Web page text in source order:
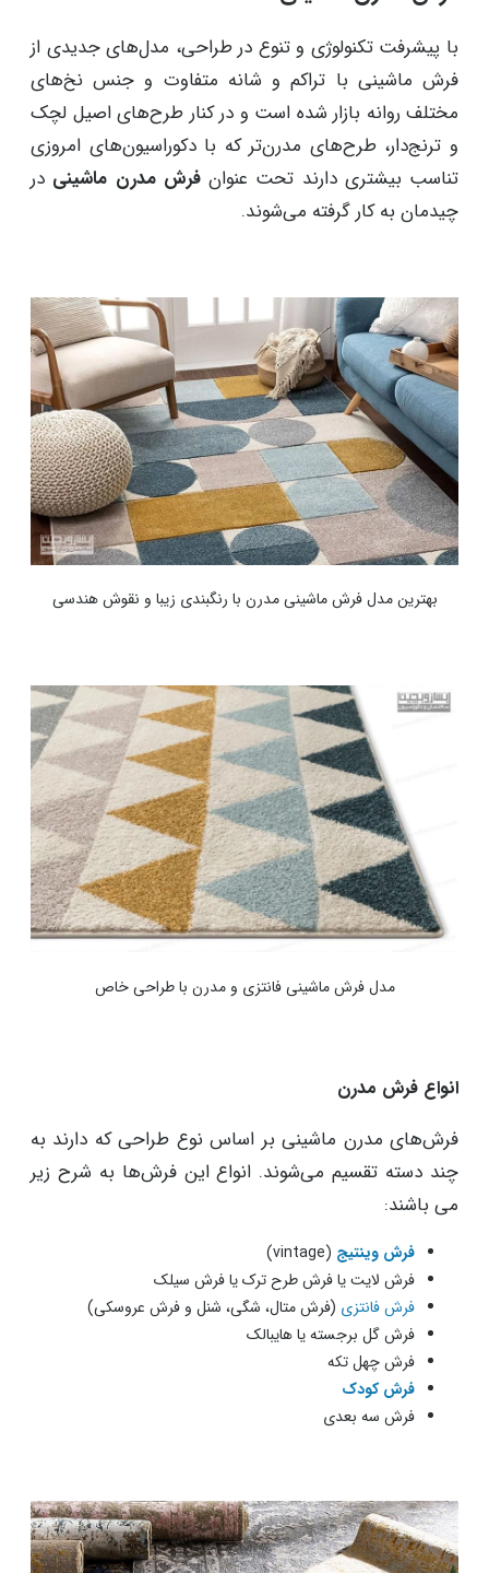
با پیشرفت تکنولوژی و تنوع در طراحی، مدل‌های جدیدی از
فرش ماشینی با تراکم و شانه متفاوت و جنس نخ‌های
مختلف روانه بازار شده است و در کنار طرح‌های اصیل لچک
و ترنج‌دار، طرح‌های مدرن‌تر که با دکوراسیون‌های امروزی
تناسب بیشتری دارند تحت عنوانفرش مدرن ماشینیدر
چیدمان به کار گرفته می‌شوند.
بهترین مدل فرش ماشینی مدرن با رنگبندی زیبا و نقوش هندسی
مدل فرش ماشینی فانتزی و مدرن با طراحی خاص
انواع فرش مدرن
فرش‌های مدرن ماشینی بر اساس نوع طراحی که دارند به
چند دسته تقسیم می‌شوند. انواع این فرش‌ها به شرح زیر
می باشند:
فرش وینتیج(vintage)
فرش لایت یا فرش طرح ترک یا فرش سیلک
فرش فانتزی(فرش متال، شگی، شنل و فرش عروسکی)
فرش گل برجسته یا هایبالک
فرش چهل تکه
فرش کودک
فرش سه بعدی